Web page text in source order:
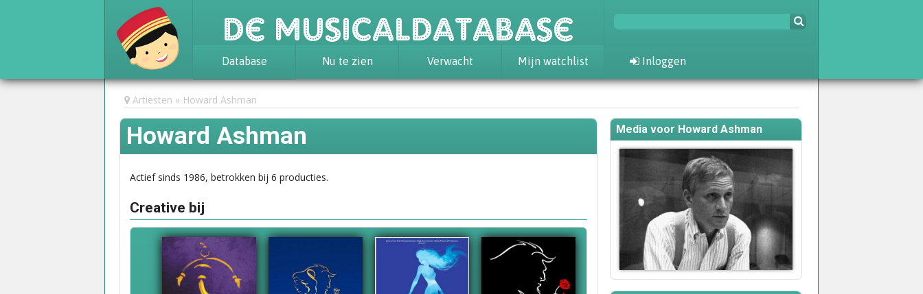
De Musicaldatabase
Database
Achtergrond
Awards
Statistieken
Nu te zien Verwacht Mijn watchlist Inloggen
Artiesten Howard Ashman
Howard Ashman
Actief sinds 1986, betrokken bij 6 producties.
Creative bij
Media voor Howard Ashman